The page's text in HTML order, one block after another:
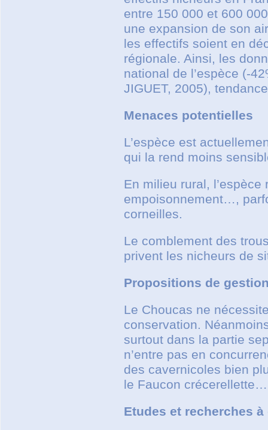
entre 150 000 et 600
une expansion de son
les effectifs soient en
régionale. Ainsi, les
national de l’espèce (-
JIGUET, 2005),
Menaces potentielles
L’espèce est
qui la rend moins
En milieu rural,
empoisonnement…,
corneilles.
Le comblement des
privent les nicheurs de
Propositions de
Le Choucas ne
conservation.
surtout dans la partie
n’entre pas en
des cavernicoles bien
le Faucon
Etudes et recherches